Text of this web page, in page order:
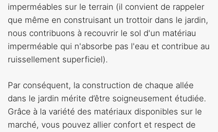
imperméables sur le terrain (il convient de rappeler
que même en construisant un trottoir dans le jardin,
nous contribuons à recouvrir le sol d'un matériau
imperméable qui n'absorbe pas l'eau et contribue au
ruissellement superficiel).
Par conséquent, la construction de chaque allée
dans le jardin mérite d’être soigneusement étudiée.
Grâce à la variété des matériaux disponibles sur le
marché, vous pouvez allier confort et respect de